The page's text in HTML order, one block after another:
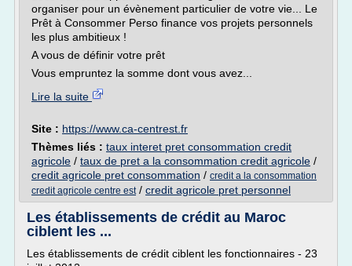
organiser pour un évènement particulier de votre vie... Le
Prêt à Consommer Perso finance vos projets personnels
les plus ambitieux !
A vous de définir votre prêt
Vous empruntez la somme dont vous avez...
Lire la suite
Site : https://www.ca-centrest.fr
Thèmes liés : taux interet pret consommation credit
agricole / taux de pret a la consommation credit agricole /
credit agricole pret consommation / credit a la consommation
credit agricole centre est/ credit agricole pret personnel
Les établissements de crédit au Maroc
ciblent les ...
Les établissements de crédit ciblent les fonctionnaires - 23